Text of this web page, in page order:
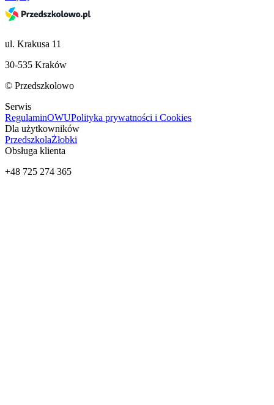
ul. Krakusa 11
30-535 Kraków
© Przedszkolowo
Serwis
RegulaminOWUPolityka prywatności i Cookies
Dla użytkowników
PrzedszkolaŻłobki
Obsługa klienta
+48 725 274 365